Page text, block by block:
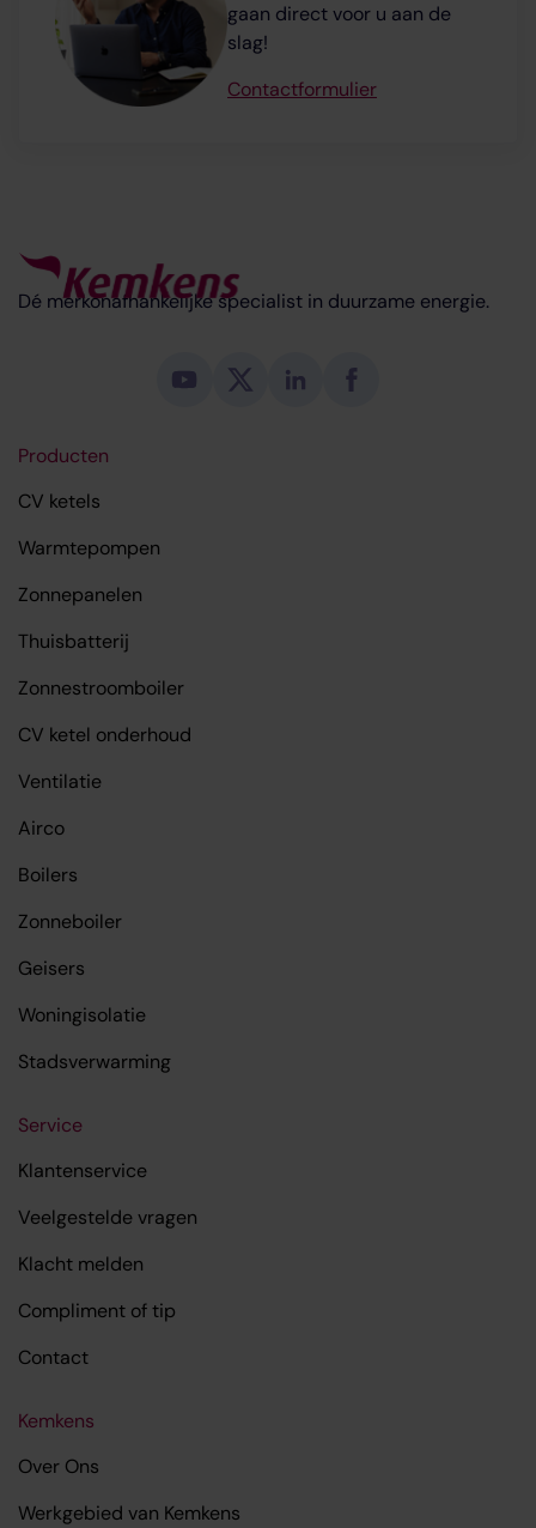
gaan direct voor u aan de
slag!
Contactformulier
Dé merkonafhankelijke specialist in duurzame energie.
Producten
CV ketels
Warmtepompen
Zonnepanelen
Thuisbatterij
Zonnestroomboiler
CV ketel onderhoud
Ventilatie
Airco
Boilers
Zonneboiler
Geisers
Woningisolatie
Stadsverwarming
Service
Klantenservice
Veelgestelde vragen
Klacht melden
Compliment of tip
Contact
Kemkens
Over Ons
Werkgebied van Kemkens